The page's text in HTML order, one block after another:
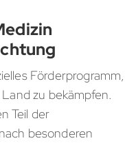
Förderprogramm,
zu bekämpfen.
Teil der
besonderen